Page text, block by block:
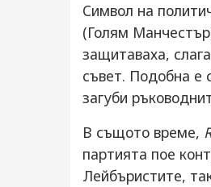
Символ на
(Голям
защитаваха,
съвет. Подобна е
загуби
В същото време,
партията пое
Лейбъристите,